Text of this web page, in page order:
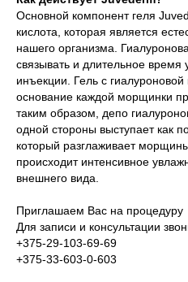
Основной компонент геля
кислота, которая является
нашего организма.
связывать и длительное время
инъекции. Гель с гиалуроновой
основание каждой морщинки
таким образом, депо
одной стороны выступает как
который разглаживает
происходит интенсивное
внешнего вида.
Приглашаем Вас на процедуру
Для записи и консультации
+375-29-103-69-69
+375-33-603-0-603